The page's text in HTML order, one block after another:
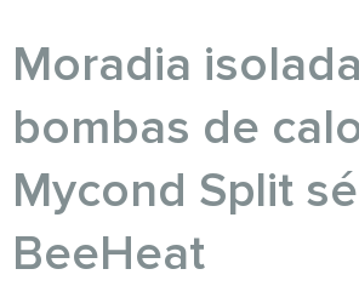
Moradia
bombas de
Mycond Split
BeeHeat